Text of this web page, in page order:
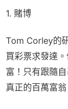
1. 賭博
Tom Corley的
買彩票求發達
富！只有跟隨
真正的百萬富翁